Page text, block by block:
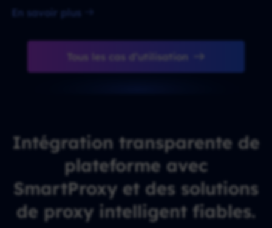
En savoir plus
Tous les cas d’utilisation
Intégration transparente de
plateforme avec
SmartProxy et des solutions
de proxy intelligent fiables.